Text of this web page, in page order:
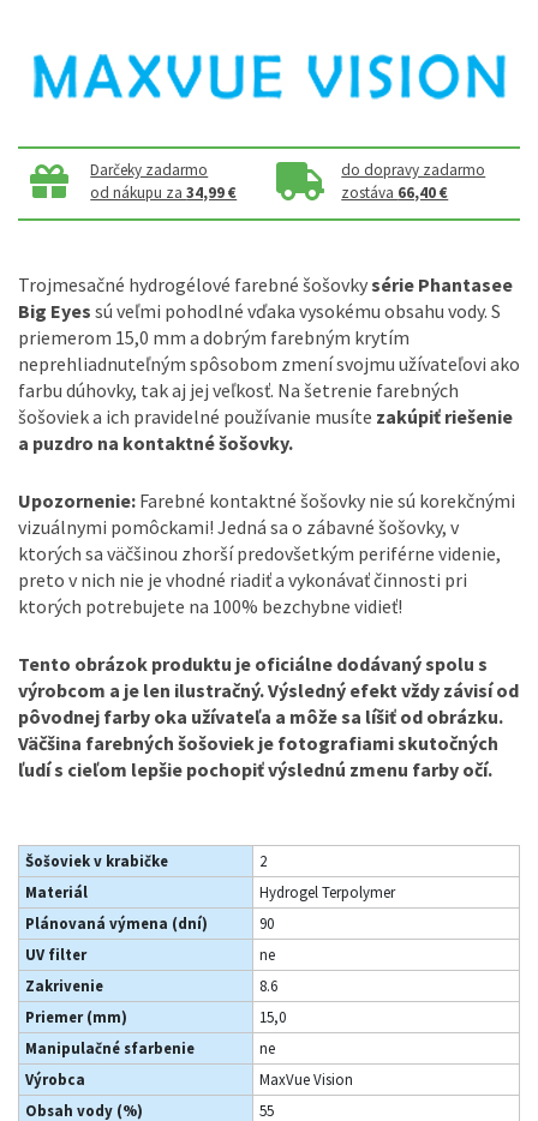
Darčeky zadarmo
od nákupu za34,99 €
do dopravy zadarmo
zostáva 66,40 €
Trojmesačné hydrogélové farebné šošovkysérie Phantasee
Big Eyes sú veľmi pohodlné vďaka vysokému obsahu vody. S
priemerom 15,0 mm a dobrým farebným krytím
neprehliadnuteľným spôsobom zmení svojmu užívateľovi ako
farbu dúhovky, tak aj jej veľkosť. Na šetrenie farebných
šošoviek a ich pravidelné používanie musíte zakúpiť riešenie
a puzdro na kontaktné šošovky.
Upozornenie: Farebné kontaktné šošovky nie sú korekčnými
vizuálnymi pomôckami! Jedná sa o zábavné šošovky, v
ktorých sa väčšinou zhorší predovšetkým periférne videnie,
preto v nich nie je vhodné riadiť a vykonávať činnosti pri
ktorých potrebujete na 100% bezchybne vidieť!
Tento obrázok produktu je oficiálne dodávaný spolu s
výrobcom a je len ilustračný. Výsledný efekt vždy závisí od
pôvodnej farby oka užívateľa a môže sa líšiť od obrázku.
Väčšina farebných šošoviek je fotografiami skutočných
ľudí s cieľom lepšie pochopiť výslednú zmenu farby očí.
Šošoviek v krabičke
2
Materiál
Hydrogel Terpolymer
Plánovaná výmena (dní)
90
UV filter
ne
Zakrivenie
8.6
Priemer (mm)
15,0
Manipulačné sfarbenie
ne
Výrobca
MaxVue Vision
Obsah vody (%)
55